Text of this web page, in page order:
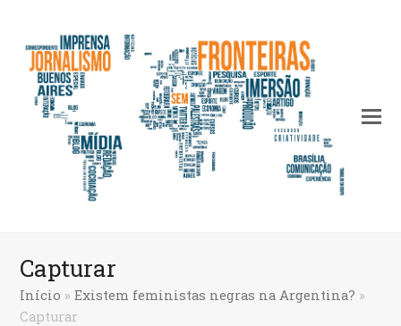
Capturar
Início »Existem feministas negras na Argentina? »
Capturar